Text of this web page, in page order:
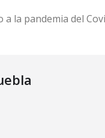
la pandemia del